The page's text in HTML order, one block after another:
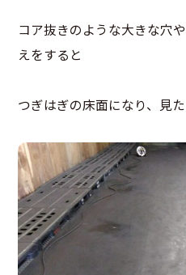
コア抜きのような大きな穴
えをすると
つぎはぎの床面になり、見